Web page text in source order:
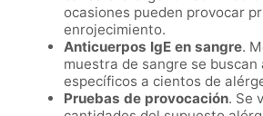
ocasiones pueden provocar
enrojecimiento.
Anticuerpos IgE en sangre.
muestra de sangre se buscan
específicos a cientos de
Pruebas de provocación. Se